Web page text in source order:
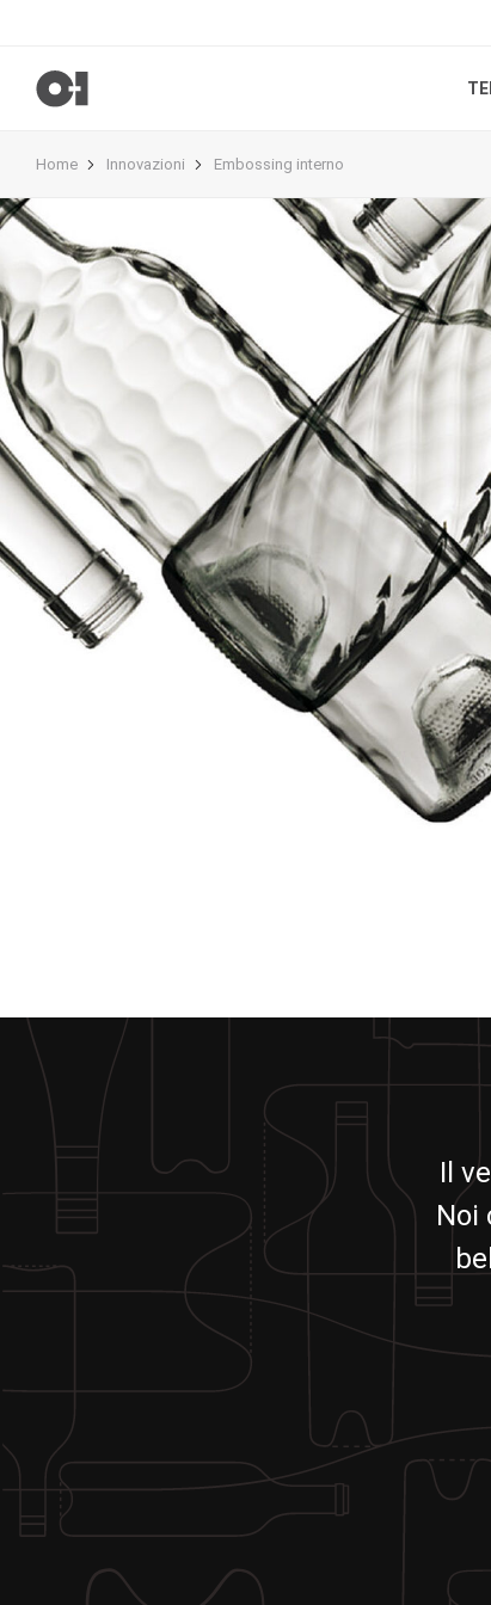
Home Innovazioni Embossing interno
Il
Noi